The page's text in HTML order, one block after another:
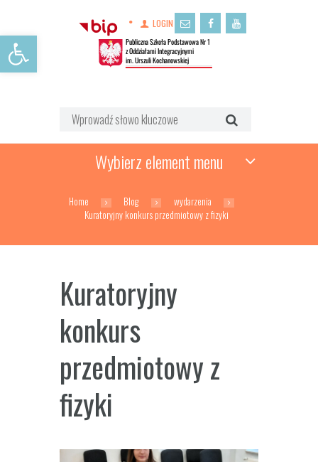
Open toolbar
LOGIN
Wybierz element menu
Home Blog
wydarzenia
Kuratoryjny konkurs przedmiotowy z fizyki
Kuratoryjny
konkurs
przedmiotowy z
fizyki